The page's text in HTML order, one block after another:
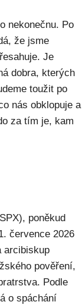
nekonečnu. Po
že jsme
Je
dobra, kterých
toužit po
nás obklopuje a
za tím je, kam
poněkud
července 2026
arcibiskup
pověření,
Podle
o spáchání